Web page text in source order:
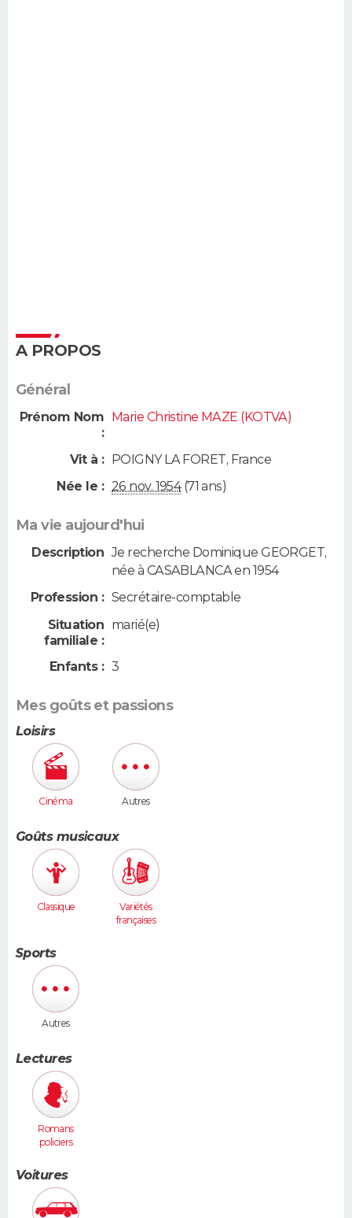
A PROPOS
Général
Prénom Nom
:
Marie Christine MAZE (KOTVA)
Vit à : POIGNY LA FORET, France
Née le : 26 nov. 1954(71 ans)
Ma vie aujourd'hui
Description Je recherche Dominique GEORGET,
née à CASABLANCA en 1954
Profession : Secrétaire-comptable
Situation
familiale :
marié(e)
Enfants : 3
Mes goûts et passions
Loisirs
Cinéma Autres
Goûts musicaux
Classique
Variétés
françaises
Sports
Autres
Lectures
Romans
policiers
Voitures